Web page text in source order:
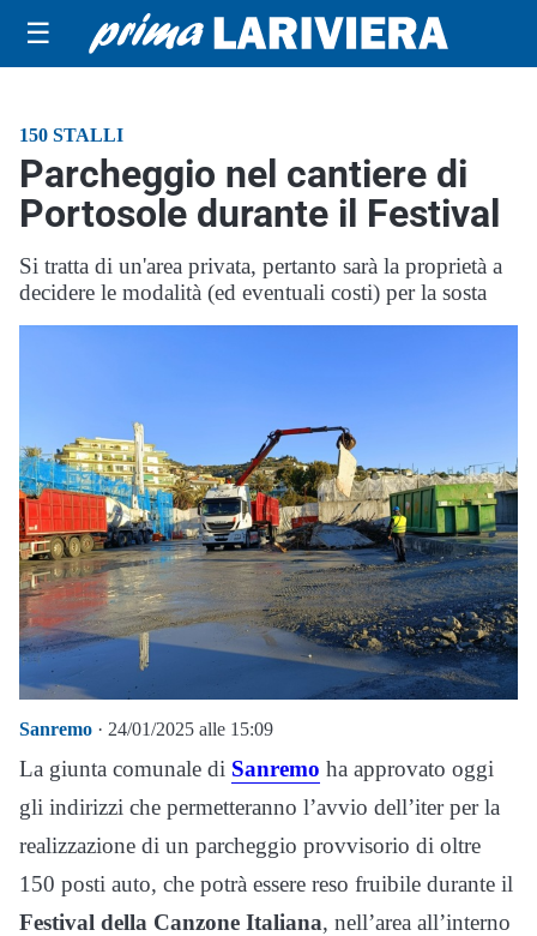
☰
150 STALLI
Parcheggio nel cantiere di
Portosole durante il Festival
Si tratta di un'area privata, pertanto sarà la proprietà a
decidere le modalità (ed eventuali costi) per la sosta
Sanremo · 24/01/2025 alle 15:09
La giunta comunale di Sanremo ha approvato oggi
gli indirizzi che permetteranno l’avvio dell’iter per la
realizzazione di un parcheggio provvisorio di oltre
150 posti auto, che potrà essere reso fruibile durante il
Festival della Canzone Italiana, nell’area all’interno